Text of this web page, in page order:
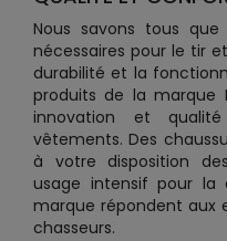
Nous savons tous
nécessaires pour le tir
durabilité et la
produits de la marque
innovation et
vêtements. Des
à votre disposition
usage intensif pour la
marque répondent aux
chasseurs.